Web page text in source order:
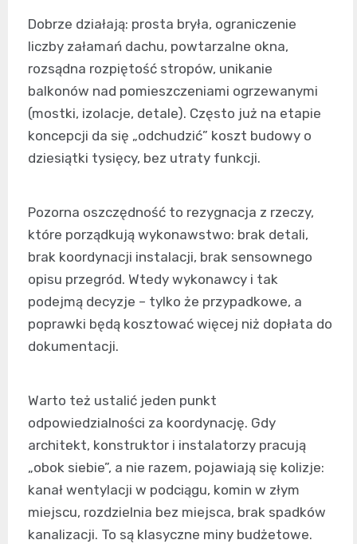
Dobrze działają: prosta bryła, ograniczenie
liczby załamań dachu, powtarzalne okna,
rozsądna rozpiętość stropów, unikanie
balkonów nad pomieszczeniami ogrzewanymi
(mostki, izolacje, detale). Często już na etapie
koncepcji da się „odchudzić” koszt budowy o
dziesiątki tysięcy, bez utraty funkcji.
Pozorna oszczędność to rezygnacja z rzeczy,
które porządkują wykonawstwo: brak detali,
brak koordynacji instalacji, brak sensownego
opisu przegród. Wtedy wykonawcy i tak
podejmą decyzje – tylko że przypadkowe, a
poprawki będą kosztować więcej niż dopłata do
dokumentacji.
Warto też ustalić jeden punkt
odpowiedzialności za koordynację. Gdy
architekt, konstruktor i instalatorzy pracują
„obok siebie”, a nie razem, pojawiają się kolizje:
kanał wentylacji w podciągu, komin w złym
miejscu, rozdzielnia bez miejsca, brak spadków
kanalizacji. To są klasyczne miny budżetowe.